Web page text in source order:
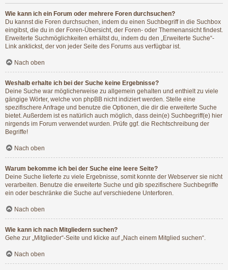
Wie kann ich ein Forum oder mehrere Foren durchsuchen?
Du kannst die Foren durchsuchen, indem du einen Suchbegriff in die Suchbox
eingibst, die du in der Foren-Übersicht, der Foren- oder Themenansicht findest.
Erweiterte Suchmöglichkeiten erhältst du, indem du den „Erweiterte Suche“-
Link anklickst, der von jeder Seite des Forums aus verfügbar ist.
Nach oben
Weshalb erhalte ich bei der Suche keine Ergebnisse?
Deine Suche war möglicherweise zu allgemein gehalten und enthielt zu viele
gängige Wörter, welche von phpBB nicht indiziert werden. Stelle eine
spezifischere Anfrage und benutze die Optionen, die dir die erweiterte Suche
bietet. Außerdem ist es natürlich auch möglich, dass dein(e) Suchbegriff(e) hier
nirgends im Forum verwendet wurden. Prüfe ggf. die Rechtschreibung der
Begriffe!
Nach oben
Warum bekomme ich bei der Suche eine leere Seite?
Deine Suche lieferte zu viele Ergebnisse, somit konnte der Webserver sie nicht
verarbeiten. Benutze die erweiterte Suche und gib spezifischere Suchbegriffe
ein oder beschränke die Suche auf verschiedene Unterforen.
Nach oben
Wie kann ich nach Mitgliedern suchen?
Gehe zur „Mitglieder“-Seite und klicke auf „Nach einem Mitglied suchen“.
Nach oben